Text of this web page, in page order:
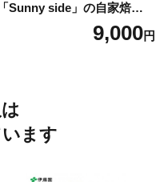
「Sunny side」の自家焙煎珈
琲ブレンド珈琲飲み比べセッ
9,000円
ます